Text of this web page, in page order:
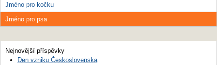
Jméno pro kočku
Jméno pro psa
Nejnovější příspěvky
Den vzniku Československa